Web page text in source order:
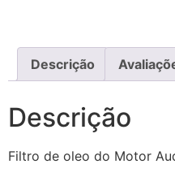
Descrição
Descrição
Filtro de oleo do Motor